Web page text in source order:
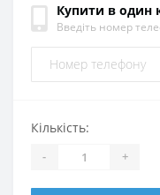
Купити в один
Введіть номер
Кількість:
- +